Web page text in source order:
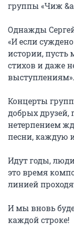
группы «Чиж
Однажды
«И если
истории, пусть
стихов и даже
Концерты
добрых друзей,
нетерпением
песни, каждую
Идут годы,
это время
линией
И мы вновь
каждой строке!